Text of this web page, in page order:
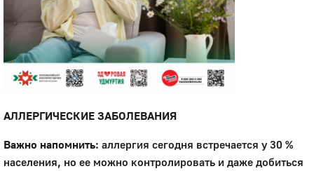
АЛЛЕРГИЧЕСКИЕ ЗАБОЛЕВАНИЯ
Важно напомнить: аллергия сегодня встречается у 30 %
населения, но ее можно контролировать и даже добиться